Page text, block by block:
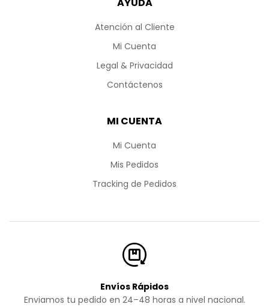
AYUDA
Atención al Cliente
Mi Cuenta
Legal & Privacidad
Contáctenos
MI CUENTA
Mi Cuenta
Mis Pedidos
Tracking de Pedidos
Envíos Rápidos
Enviamos tu pedido en 24–48 horas a nivel nacional.